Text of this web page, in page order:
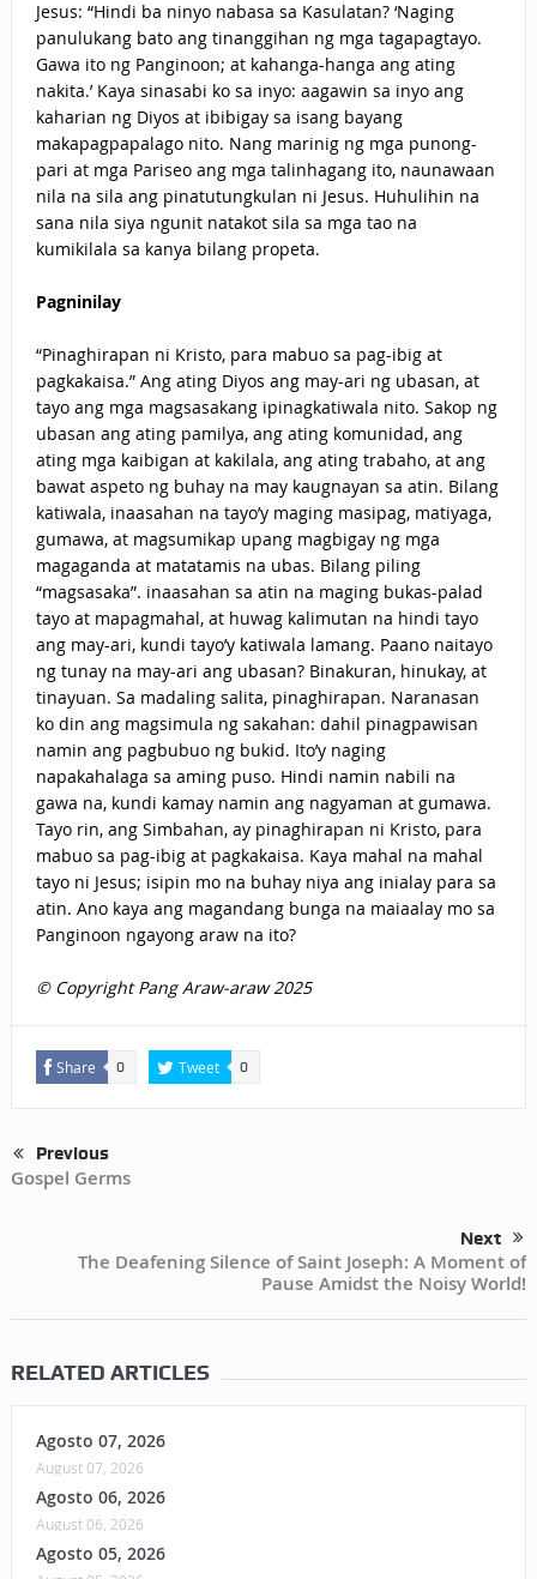
Jesus: “Hindi ba ninyo nabasa sa Kasulatan? ‘Naging
panulukang bato ang tinanggihan ng mga tagapagtayo.
Gawa ito ng Panginoon; at kahanga-hanga ang ating
nakita.’ Kaya sinasabi ko sa inyo: aagawin sa inyo ang
kaharian ng Diyos at ibibigay sa isang bayang
makapagpapalago nito. Nang marinig ng mga punong-
pari at mga Pariseo ang mga talinhagang ito, naunawaan
nila na sila ang pinatutungkulan ni Jesus. Huhulihin na
sana nila siya ngunit natakot sila sa mga tao na
kumikilala sa kanya bilang propeta.
Pagninilay
“Pinaghirapan ni Kristo, para mabuo sa pag-ibig at
pagkakaisa.” Ang ating Diyos ang may-ari ng ubasan, at
tayo ang mga magsasakang ipinagkatiwala nito. Sakop ng
ubasan ang ating pamilya, ang ating komunidad, ang
ating mga kaibigan at kakilala, ang ating trabaho, at ang
bawat aspeto ng buhay na may kaugnayan sa atin. Bilang
katiwala, inaasahan na tayo’y maging masipag, matiyaga,
gumawa, at magsumikap upang magbigay ng mga
magaganda at matatamis na ubas. Bilang piling
“magsasaka”. inaasahan sa atin na maging bukas-palad
tayo at mapagmahal, at huwag kalimutan na hindi tayo
ang may-ari, kundi tayo’y katiwala lamang. Paano naitayo
ng tunay na may-ari ang ubasan? Binakuran, hinukay, at
tinayuan. Sa madaling salita, pinaghirapan. Naranasan
ko din ang magsimula ng sakahan: dahil pinagpawisan
namin ang pagbubuo ng bukid. Ito’y naging
napakahalaga sa aming puso. Hindi namin nabili na
gawa na, kundi kamay namin ang nagyaman at gumawa.
Tayo rin, ang Simbahan, ay pinaghirapan ni Kristo, para
mabuo sa pag-ibig at pagkakaisa. Kaya mahal na mahal
tayo ni Jesus; isipin mo na buhay niya ang inialay para sa
atin. Ano kaya ang magandang bunga na maiaalay mo sa
Panginoon ngayong araw na ito?
© Copyright Pang Araw-araw 2025
Share 0 Tweet 0
Previous
Gospel Germs
Next
The Deafening Silence of Saint Joseph: A Moment of
Pause Amidst the Noisy World!
RELATED ARTICLES
Agosto 07, 2026
August 07, 2026
Agosto 06, 2026
August 06, 2026
Agosto 05, 2026